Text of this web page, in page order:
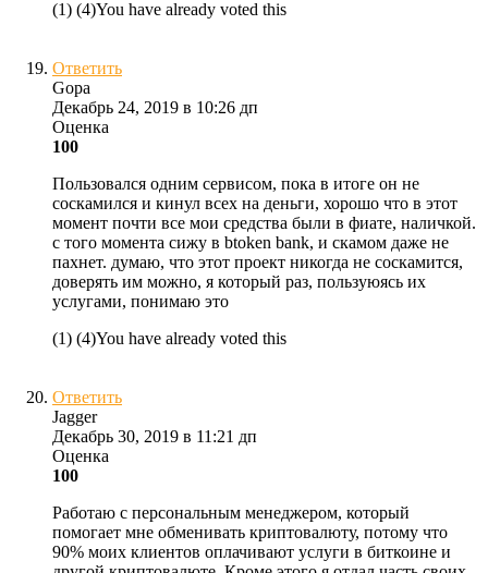
(1) (4)You have already voted this
Ответить
Gopa
Декабрь 24, 2019 в 10:26 дп
Оценка
100
Пользовался одним сервисом, пока в итоге он не
соскамился и кинул всех на деньги, хорошо что в этот
момент почти все мои средства были в фиате, наличкой.
с того момента сижу в btoken bank, и скамом даже не
пахнет. думаю, что этот проект никогда не соскамится,
доверять им можно, я который раз, пользуюясь их
услугами, понимаю это
(1) (4)You have already voted this
Ответить
Jagger
Декабрь 30, 2019 в 11:21 дп
Оценка
100
Работаю с персональным менеджером, который
помогает мне обменивать криптовалюту, потому что
90% моих клиентов оплачивают услуги в биткоине и